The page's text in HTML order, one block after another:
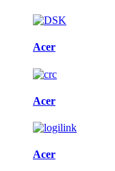
Acer
Acer
Acer